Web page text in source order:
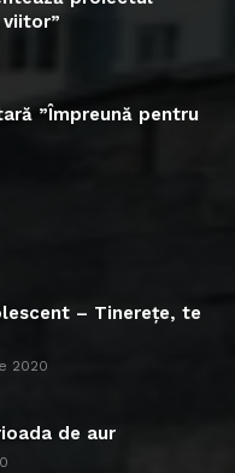
”Împreună pentru
– Tinerețe, te
2020
de aur